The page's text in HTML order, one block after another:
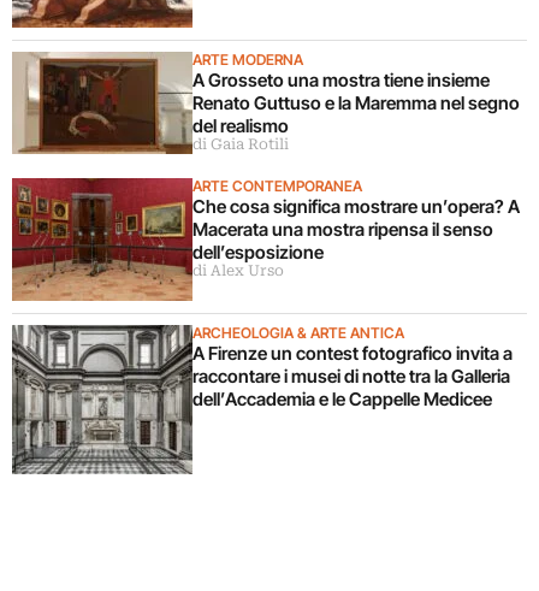
ARTE MODERNA
A Grosseto una mostra tiene insieme
Renato Guttuso e la Maremma nel segno
del realismo
di Gaia Rotili
ARTE CONTEMPORANEA
Che cosa significa mostrare un’opera? A
Macerata una mostra ripensa il senso
dell’esposizione
di Alex Urso
ARCHEOLOGIA & ARTE ANTICA
A Firenze un contest fotografico invita a
raccontare i musei di notte tra la Galleria
dell’Accademia e le Cappelle Medicee